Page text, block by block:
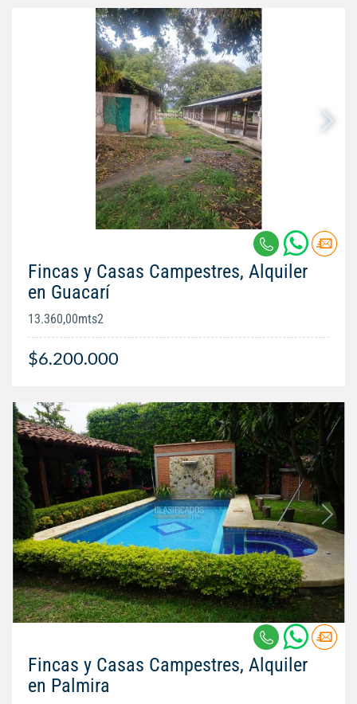
Fincas y Casas Campestres, Alquiler
en Guacarí
13.360,00mts2
$6.200.000
Fincas y Casas Campestres, Alquiler
en Palmira